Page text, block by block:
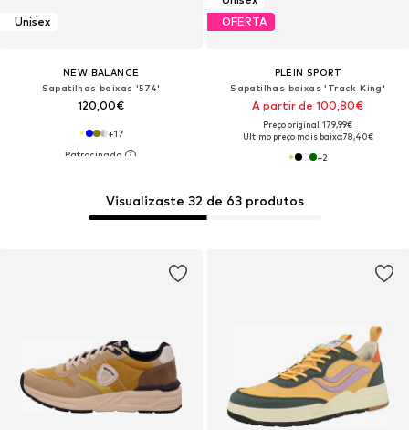
Unisex
NEW BALANCE
Sapatilhas baixas '574'
120,00€
+17
OFERTA
PLEIN SPORT
Sapatilhas baixas 'Track King'
A partir de 100,80€
Preço original: 179,99€
Último preço mais baixo:78,40€
+2
Visualizaste 32 de 63 produtos